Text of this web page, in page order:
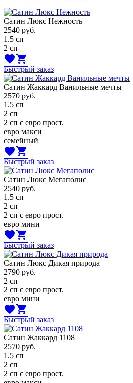
Сатин Люкс Нежность
2540 руб.
1.5 сп
2 сп
favoriteshopping_cart
Быстрый заказ
Сатин Жаккард Ванильные мечты
2570 руб.
1.5 сп
2 сп
2 сп с евро прост.
евро макси
семейный
favoriteshopping_cart
Быстрый заказ
Сатин Люкс Мегаполис
2540 руб.
1.5 сп
2 сп
2 сп с евро прост.
евро мини
favoriteshopping_cart
Быстрый заказ
Сатин Люкс Дикая природа
2790 руб.
2 сп
2 сп с евро прост.
евро мини
favoriteshopping_cart
Быстрый заказ
Сатин Жаккард 1108
2570 руб.
1.5 сп
2 сп
2 сп с евро прост.